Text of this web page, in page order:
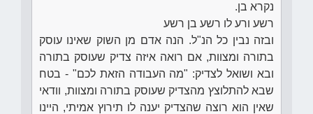
נקרא בן.
רשע ורע לו רשע בן רשע
ובזה נבין כל הנ"ל. הנה אדם מן השוק שאינו עוסק
בתורה ומצוות, אם רואה איזה צדיק שעוסק בתורה
ובא ושואל לצדיק: "מה העבודה הזאת לכם" - בטח
שבא להתלוצץ מהצדיק שעוסק בתורה ומצוות, וודאי
שאין הוא רוצה שהצדיק יענה לו תירוץ אמיתי, היינו